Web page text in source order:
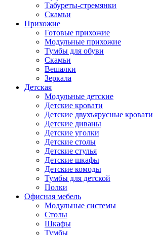
Табуреты-стремянки
Скамьи
Прихожие
Готовые прихожие
Модульные прихожие
Тумбы для обуви
Скамьи
Вешалки
Зеркала
Детская
Модульные детские
Детские кровати
Детские двухъярусные кровати
Детские диваны
Детские уголки
Детские столы
Детские стулья
Детские шкафы
Детские комоды
Тумбы для детской
Полки
Офисная мебель
Модульные системы
Столы
Шкафы
Тумбы